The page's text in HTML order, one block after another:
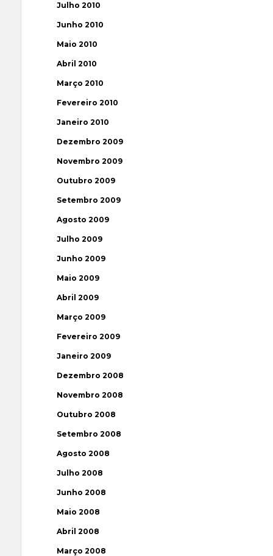
Julho 2010
Junho 2010
Maio 2010
Abril 2010
Março 2010
Fevereiro 2010
Janeiro 2010
Dezembro 2009
Novembro 2009
Outubro 2009
Setembro 2009
Agosto 2009
Julho 2009
Junho 2009
Maio 2009
Abril 2009
Março 2009
Fevereiro 2009
Janeiro 2009
Dezembro 2008
Novembro 2008
Outubro 2008
Setembro 2008
Agosto 2008
Julho 2008
Junho 2008
Maio 2008
Abril 2008
Março 2008